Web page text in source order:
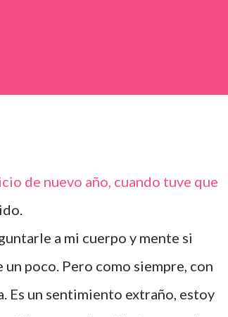
de nuevo año, cuando tuve que
a mi cuerpo y mente si
poco. Pero como siempre, con
Es un sentimiento extraño, estoy